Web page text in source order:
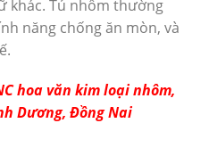
khác. Tủ nhôm thường
năng chống ăn mòn, và
hoa văn kim loại nhôm,
Dương, Đồng Nai